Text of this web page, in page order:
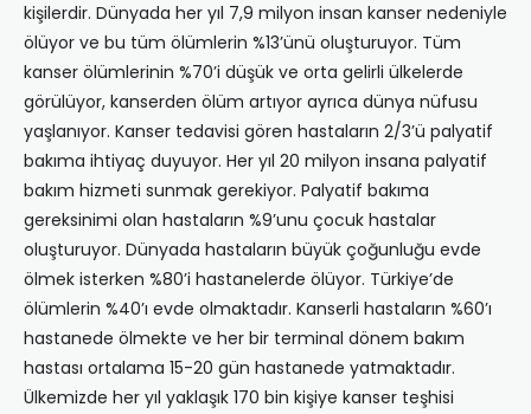
kişilerdir. Dünyada her yıl 7,9 milyon insan kanser nedeniyle
ölüyor ve bu tüm ölümlerin %13’ünü oluşturuyor. Tüm
kanser ölümlerinin %70’i düşük ve orta gelirli ülkelerde
görülüyor, kanserden ölüm artıyor ayrıca dünya nüfusu
yaşlanıyor. Kanser tedavisi gören hastaların 2/3’ü palyatif
bakıma ihtiyaç duyuyor. Her yıl 20 milyon insana palyatif
bakım hizmeti sunmak gerekiyor. Palyatif bakıma
gereksinimi olan hastaların %9’unu çocuk hastalar
oluşturuyor. Dünyada hastaların büyük çoğunluğu evde
ölmek isterken %80’i hastanelerde ölüyor. Türkiye’de
ölümlerin %40’ı evde olmaktadır. Kanserli hastaların %60’ı
hastanede ölmekte ve her bir terminal dönem bakım
hastası ortalama 15-20 gün hastanede yatmaktadır.
Ülkemizde her yıl yaklaşık 170 bin kişiye kanser teşhisi